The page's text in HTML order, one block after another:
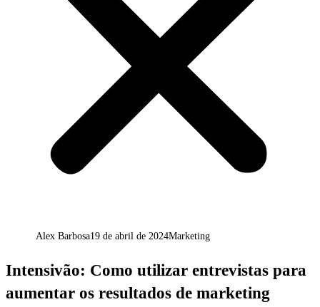
Alex Barbosa19 de abril de 2024Marketing
Intensivão: Como utilizar entrevistas para
aumentar os resultados de marketing